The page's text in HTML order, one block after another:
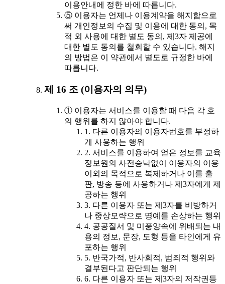
이용안내에 정한 바에 따릅니다.
⑤ 이용자는 언제나 이용계약을 해지함으로
써 개인정보의 수집 및 이용에 대한 동의, 목
적 외 사용에 대한 별도 동의, 제3자 제공에
대한 별도 동의를 철회할 수 있습니다. 해지
의 방법은 이 약관에서 별도로 규정한 바에
따릅니다.
제 16 조 (이용자의 의무)
① 이용자는 서비스를 이용할 때 다음 각 호
의 행위를 하지 않아야 합니다.
1. 다른 이용자의 이용자번호를 부정하
게 사용하는 행위
2. 서비스를 이용하여 얻은 정보를 교육
정보원의 사전승낙없이 이용자의 이용
이외의 목적으로 복제하거나 이를 출
판, 방송 등에 사용하거나 제3자에게 제
공하는 행위
3. 다른 이용자 또는 제3자를 비방하거
나 중상모략으로 명예를 손상하는 행위
4. 공공질서 및 미풍양속에 위배되는 내
용의 정보, 문장, 도형 등을 타인에게 유
포하는 행위
5. 반국가적, 반사회적, 범죄적 행위와
결부된다고 판단되는 행위
6. 다른 이용자 또는 제3자의 저작권등